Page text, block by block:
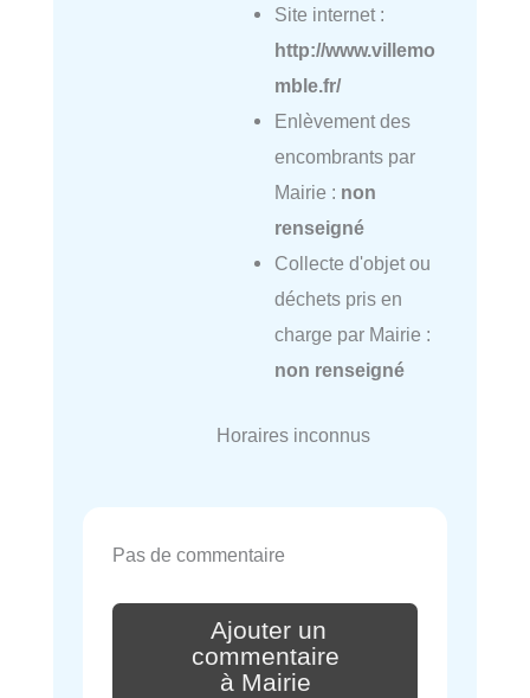
Site internet :
http://www.villemo
mble.fr/
Enlèvement des
encombrants par
Mairie : non
renseigné
Collecte d'objet ou
déchets pris en
charge par Mairie :
non renseigné
Horaires inconnus
Pas de commentaire
Ajouter un
commentaire
à Mairie